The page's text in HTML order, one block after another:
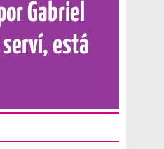
Gabriel
está